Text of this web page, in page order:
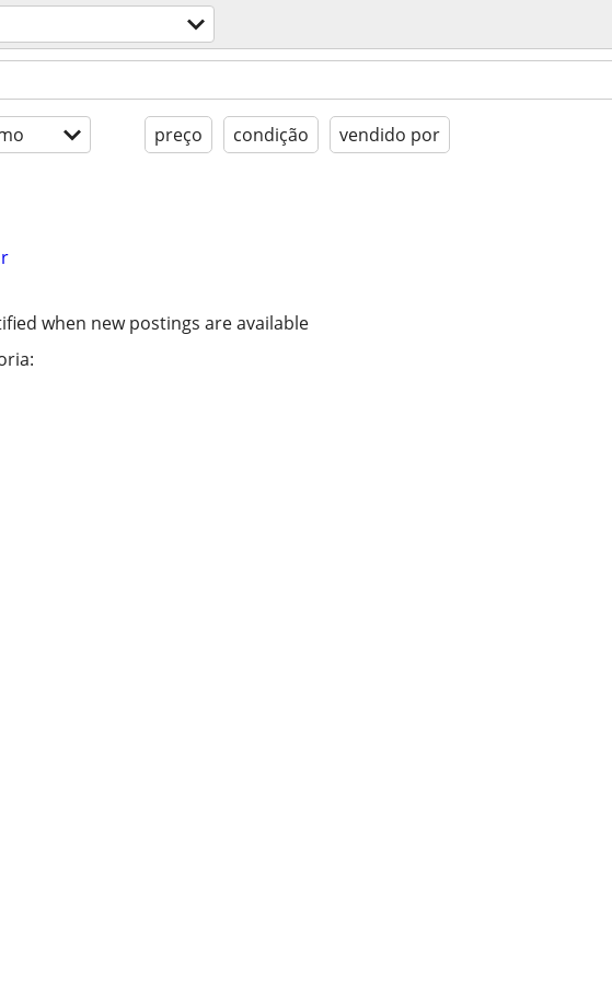
preço condição vendido por
when new postings are available